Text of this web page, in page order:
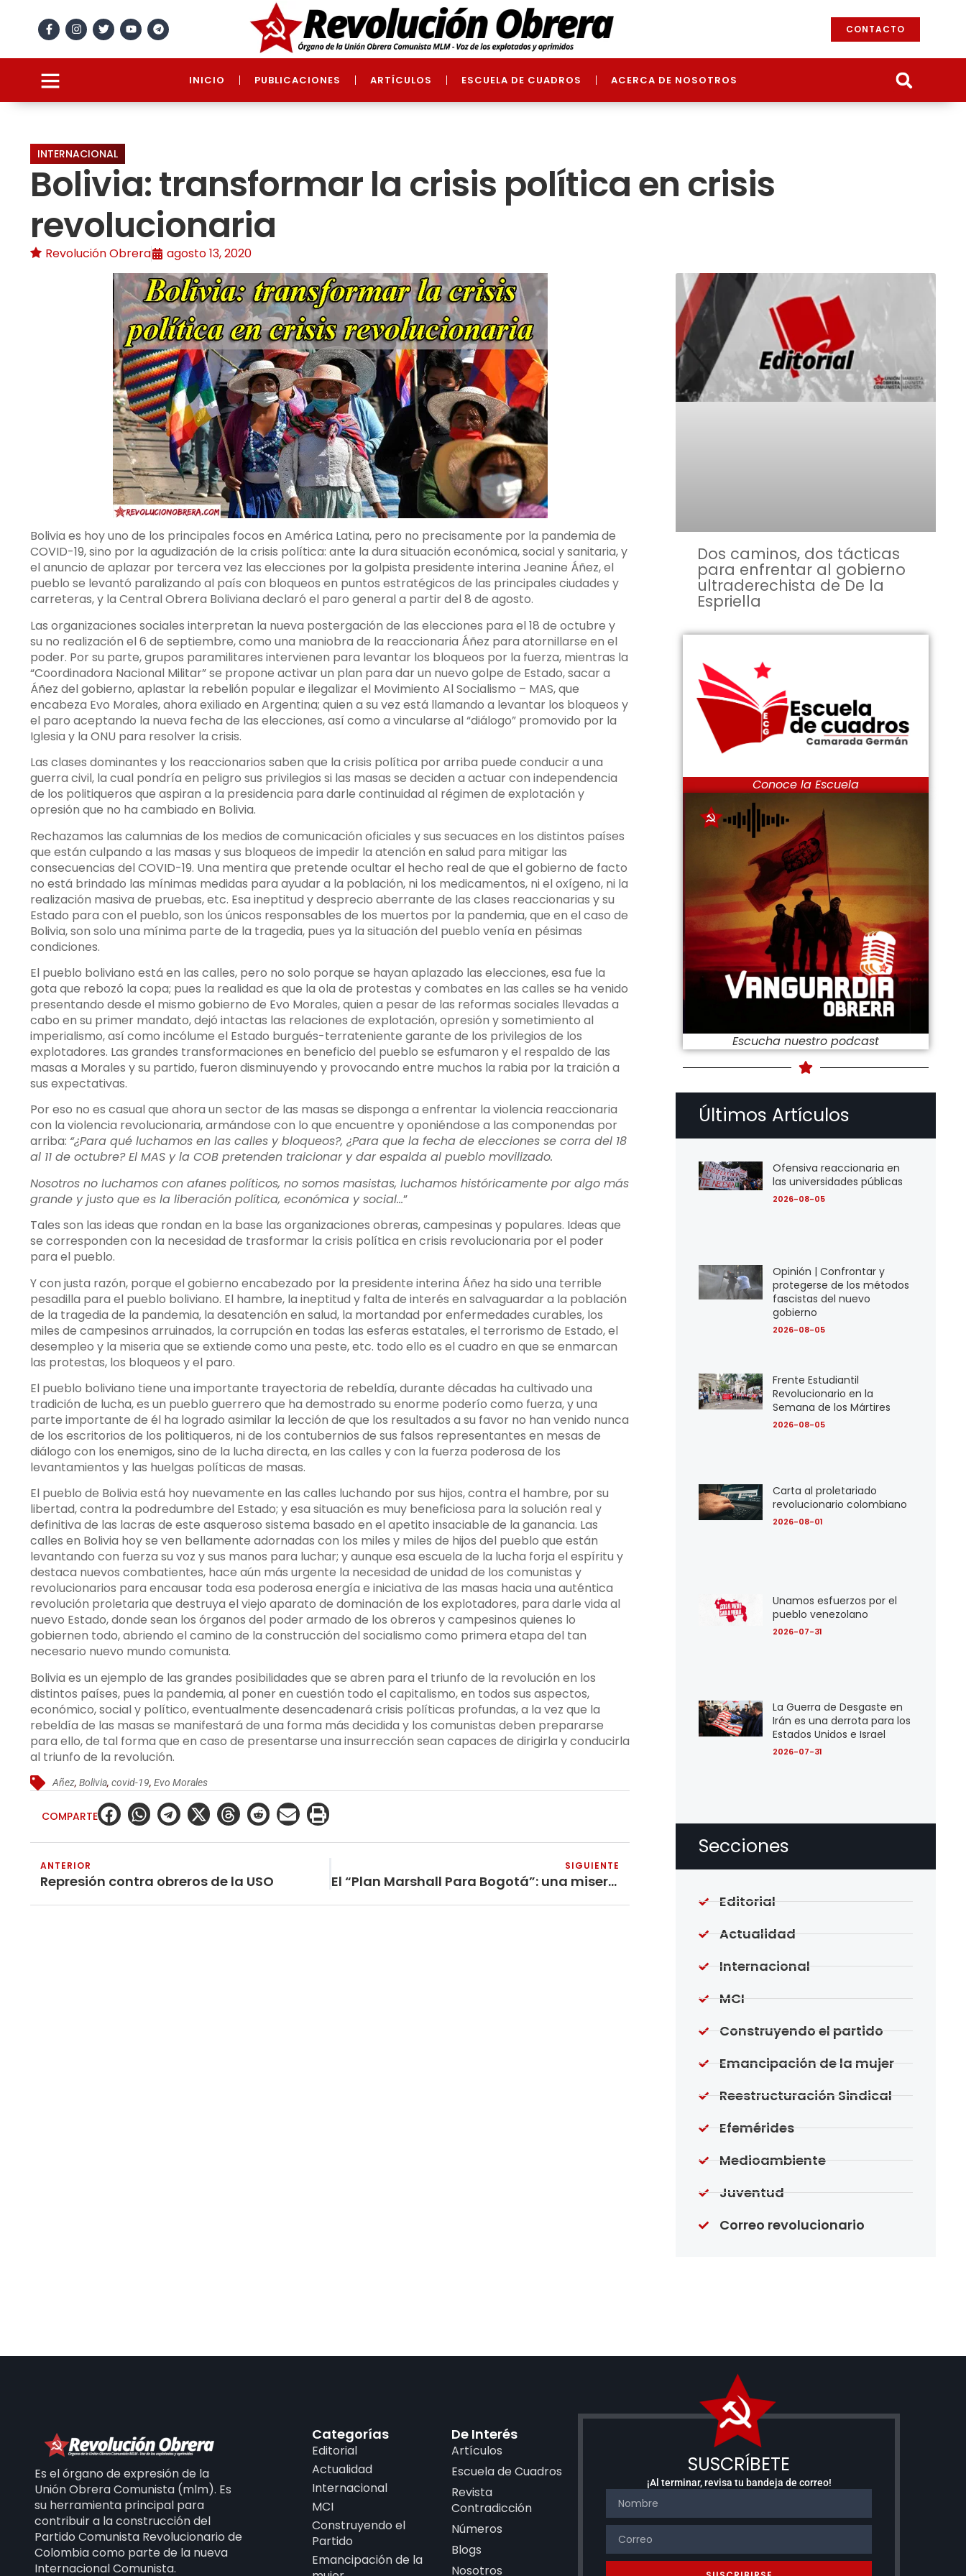
CONTACTO
INICIO PUBLICACIONES ARTÍCULOS ESCUELA DE CUADROS ACERCA DE NOSOTROS
INTERNACIONAL
Bolivia: transformar la crisis política en crisis
revolucionaria
Revolución Obrera agosto 13, 2020
Bolivia es hoy uno de los principales focos en América Latina, pero no precisamente por la pandemia de
COVID-19, sino por la agudización de la crisis política: ante la dura situación económica, social y sanitaria, y
el anuncio de aplazar por tercera vez las elecciones por la golpista presidente interina Jeanine Áñez, el
pueblo se levantó paralizando al país con bloqueos en puntos estratégicos de las principales ciudades y
carreteras, y la Central Obrera Boliviana declaró el paro general a partir del 8 de agosto.
Las organizaciones sociales interpretan la nueva postergación de las elecciones para el 18 de octubre y
su no realización el 6 de septiembre, como una maniobra de la reaccionaria Áñez para atornillarse en el
poder. Por su parte, grupos paramilitares intervienen para levantar los bloqueos por la fuerza, mientras la
“Coordinadora Nacional Militar” se propone activar un plan para dar un nuevo golpe de Estado, sacar a
Áñez del gobierno, aplastar la rebelión popular e ilegalizar el Movimiento Al Socialismo – MAS, que
encabeza Evo Morales, ahora exiliado en Argentina; quien a su vez está llamando a levantar los bloqueos y
el paro aceptando la nueva fecha de las elecciones, así como a vincularse al “diálogo” promovido por la
Iglesia y la ONU para resolver la crisis.
Las clases dominantes y los reaccionarios saben que la crisis política por arriba puede conducir a una
guerra civil, la cual pondría en peligro sus privilegios si las masas se deciden a actuar con independencia
de los politiqueros que aspiran a la presidencia para darle continuidad al régimen de explotación y
opresión que no ha cambiado en Bolivia.
Rechazamos las calumnias de los medios de comunicación oficiales y sus secuaces en los distintos países
que están culpando a las masas y sus bloqueos de impedir la atención en salud para mitigar las
consecuencias del COVID-19. Una mentira que pretende ocultar el hecho real de que el gobierno de facto
no está brindado las mínimas medidas para ayudar a la población, ni los medicamentos, ni el oxígeno, ni la
realización masiva de pruebas, etc. Esa ineptitud y desprecio aberrante de las clases reaccionarias y su
Estado para con el pueblo, son los únicos responsables de los muertos por la pandemia, que en el caso de
Bolivia, son solo una mínima parte de la tragedia, pues ya la situación del pueblo venía en pésimas
condiciones.
El pueblo boliviano está en las calles, pero no solo porque se hayan aplazado las elecciones, esa fue la
gota que rebozó la copa; pues la realidad es que la ola de protestas y combates en las calles se ha venido
presentando desde el mismo gobierno de Evo Morales, quien a pesar de las reformas sociales llevadas a
cabo en su primer mandato, dejó intactas las relaciones de explotación, opresión y sometimiento al
imperialismo, así como incólume el Estado burgués-terrateniente garante de los privilegios de los
explotadores. Las grandes transformaciones en beneficio del pueblo se esfumaron y el respaldo de las
masas a Morales y su partido, fueron disminuyendo y provocando entre muchos la rabia por la traición a
sus expectativas.
Por eso no es casual que ahora un sector de las masas se disponga a enfrentar la violencia reaccionaria
con la violencia revolucionaria, armándose con lo que encuentre y oponiéndose a las componendas por
arriba: “¿Para qué luchamos en las calles y bloqueos?, ¿Para que la fecha de elecciones se corra del 18
al 11 de octubre? El MAS y la COB pretenden traicionar y dar espalda al pueblo movilizado.
Nosotros no luchamos con afanes políticos, no somos masistas, luchamos históricamente por algo más
grande y justo que es la liberación política, económica y social…”
Tales son las ideas que rondan en la base las organizaciones obreras, campesinas y populares. Ideas que
se corresponden con la necesidad de trasformar la crisis política en crisis revolucionaria por el poder
para el pueblo.
Y con justa razón, porque el gobierno encabezado por la presidente interina Áñez ha sido una terrible
pesadilla para el pueblo boliviano. El hambre, la ineptitud y falta de interés en salvaguardar a la población
de la tragedia de la pandemia, la desatención en salud, la mortandad por enfermedades curables, los
miles de campesinos arruinados, la corrupción en todas las esferas estatales, el terrorismo de Estado, el
desempleo y la miseria que se extiende como una peste, etc. todo ello es el cuadro en que se enmarcan
las protestas, los bloqueos y el paro.
El pueblo boliviano tiene una importante trayectoria de rebeldía, durante décadas ha cultivado una
tradición de lucha, es un pueblo guerrero que ha demostrado su enorme poderío como fuerza, y una
parte importante de él ha logrado asimilar la lección de que los resultados a su favor no han venido nunca
de los escritorios de los politiqueros, ni de los contubernios de sus falsos representantes en mesas de
diálogo con los enemigos, sino de la lucha directa, en las calles y con la fuerza poderosa de los
levantamientos y las huelgas políticas de masas.
El pueblo de Bolivia está hoy nuevamente en las calles luchando por sus hijos, contra el hambre, por su
libertad, contra la podredumbre del Estado; y esa situación es muy beneficiosa para la solución real y
definitiva de las lacras de este asqueroso sistema basado en el apetito insaciable de la ganancia. Las
calles en Bolivia hoy se ven bellamente adornadas con los miles y miles de hijos del pueblo que están
levantando con fuerza su voz y sus manos para luchar; y aunque esa escuela de la lucha forja el espíritu y
destaca nuevos combatientes, hace aún más urgente la necesidad de unidad de los comunistas y
revolucionarios para encausar toda esa poderosa energía e iniciativa de las masas hacia una auténtica
revolución proletaria que destruya el viejo aparato de dominación de los explotadores, para darle vida al
nuevo Estado, donde sean los órganos del poder armado de los obreros y campesinos quienes lo
gobiernen todo, abriendo el camino de la construcción del socialismo como primera etapa del tan
necesario nuevo mundo comunista.
Bolivia es un ejemplo de las grandes posibilidades que se abren para el triunfo de la revolución en los
distintos países, pues la pandemia, al poner en cuestión todo el capitalismo, en todos sus aspectos,
económico, social y político, eventualmente desencadenará crisis políticas profundas, a la vez que la
rebeldía de las masas se manifestará de una forma más decidida y los comunistas deben prepararse
para ello, de tal forma que en caso de presentarse una insurrección sean capaces de dirigirla y conducirla
al triunfo de la revolución.
Añez,Bolivia,covid-19,Evo Morales
COMPARTE
ANTERIOR
Represión contra obreros de la USO
SIGUIENTE
El “Plan Marshall Para Bogotá”: una miserable y ridícula parodia
Dos caminos, dos tácticas
para enfrentar al gobierno
ultraderechista de De la
Espriella
Conoce la Escuela
Escucha nuestro podcast
Últimos Artículos
Ofensiva reaccionaria en
las universidades públicas
2026-08-05
Opinión | Confrontar y
protegerse de los métodos
fascistas del nuevo
gobierno
2026-08-05
Frente Estudiantil
Revolucionario en la
Semana de los Mártires
2026-08-05
Carta al proletariado
revolucionario colombiano
2026-08-01
Unamos esfuerzos por el
pueblo venezolano
2026-07-31
La Guerra de Desgaste en
Irán es una derrota para los
Estados Unidos e Israel
2026-07-31
Secciones
Editorial
Actualidad
Internacional
MCI
Construyendo el partido
Emancipación de la mujer
Reestructuración Sindical
Efemérides
Medioambiente
Juventud
Correo revolucionario
Es el órgano de expresión de la
Unión Obrera Comunista (mlm). Es
su herramienta principal para
contribuir a la construcción del
Partido Comunista Revolucionario de
Colombia como parte de la nueva
Internacional Comunista.
Categorías
Editorial
Actualidad
Internacional
MCI
Construyendo el
Partido
Emancipación de la
De Interés
Artículos
Escuela de Cuadros
Revista
Contradicción
Números
Blogs
Nosotros
SUSCRÍBETE
¡Al terminar, revisa tu bandeja de correo!